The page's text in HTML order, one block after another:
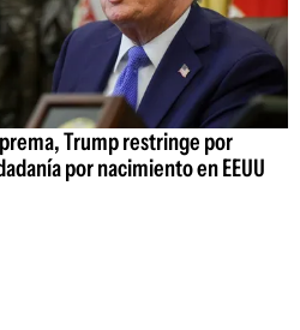
Trump restringe por
por nacimiento en EEUU